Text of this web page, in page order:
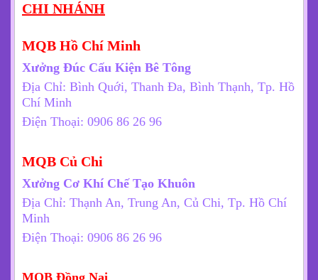
CHI NHÁNH
MQB Hồ Chí Minh
Xưởng Đúc Cấu Kiện Bê Tông
Địa Chỉ: Bình Quới, Thanh Đa, Bình Thạnh, Tp. Hồ
Chí Minh
Điện Thoại: 0906 86 26 96
MQB Củ Chi
Xưởng Cơ Khí Chế Tạo Khuôn
Địa Chỉ: Thạnh An, Trung An, Củ Chi, Tp. Hồ Chí
Minh
Điện Thoại: 0906 86 26 96